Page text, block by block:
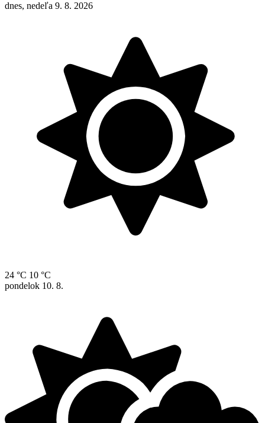
dnes, nedeľa 9. 8. 2026
24 °C 10 °C
pondelok 10. 8.